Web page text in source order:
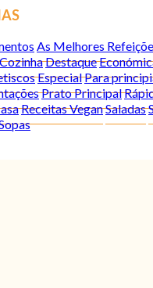
As Melhores
Destaque
EspecialPara
Prato Principal
Receitas VeganSaladas